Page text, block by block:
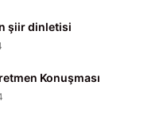
şiir dinletisi
Konuşması